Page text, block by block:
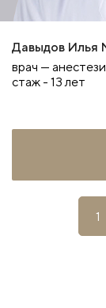
Давыдов Илья
врач —
стаж - 13 лет
1